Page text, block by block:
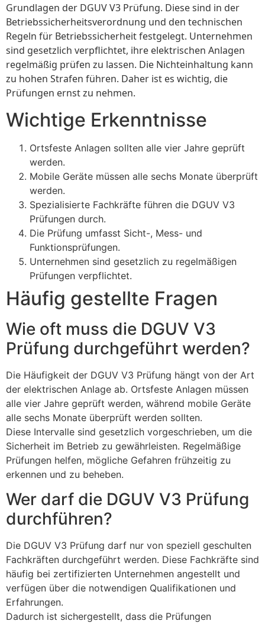
Grundlagen der DGUV V3 Prüfung. Diese sind in der
Betriebssicherheitsverordnung und den technischen
Regeln für Betriebssicherheit festgelegt. Unternehmen
sind gesetzlich verpflichtet, ihre elektrischen Anlagen
regelmäßig prüfen zu lassen. Die Nichteinhaltung kann
zu hohen Strafen führen. Daher ist es wichtig, die
Prüfungen ernst zu nehmen.
Wichtige Erkenntnisse
Ortsfeste Anlagen sollten alle vier Jahre geprüft
werden.
Mobile Geräte müssen alle sechs Monate überprüft
werden.
Spezialisierte Fachkräfte führen die DGUV V3
Prüfungen durch.
Die Prüfung umfasst Sicht-, Mess- und
Funktionsprüfungen.
Unternehmen sind gesetzlich zu regelmäßigen
Prüfungen verpflichtet.
Häufig gestellte Fragen
Wie oft muss die DGUV V3
Prüfung durchgeführt werden?
Die Häufigkeit der DGUV V3 Prüfung hängt von der Art
der elektrischen Anlage ab. Ortsfeste Anlagen müssen
alle vier Jahre geprüft werden, während mobile Geräte
alle sechs Monate überprüft werden sollten.
Diese Intervalle sind gesetzlich vorgeschrieben, um die
Sicherheit im Betrieb zu gewährleisten. Regelmäßige
Prüfungen helfen, mögliche Gefahren frühzeitig zu
erkennen und zu beheben.
Wer darf die DGUV V3 Prüfung
durchführen?
Die DGUV V3 Prüfung darf nur von speziell geschulten
Fachkräften durchgeführt werden. Diese Fachkräfte sind
häufig bei zertifizierten Unternehmen angestellt und
verfügen über die notwendigen Qualifikationen und
Erfahrungen.
Dadurch ist sichergestellt, dass die Prüfungen